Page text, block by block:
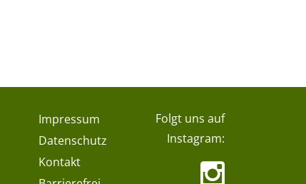
Impressum
Datenschutz
Kontakt
Folgt uns auf
Instagram: